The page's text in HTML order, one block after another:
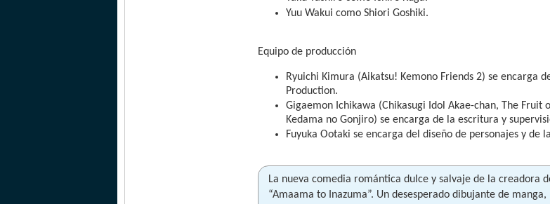
Yuu Wakui como Shiori Goshiki.
Equipo de producción
Ryuichi Kimura (Aikatsu! Kemono Friends 2) se encarga
Production.
Gigaemon Ichikawa (Chikasugi Idol Akae-chan, The
Kedama no Gonjiro) se encarga de la escritura y
Fuyuka Ootaki se encarga del diseño de personajes y de
La nueva comedia romántica dulce y salvaje de la creadora
“Amaama to Inazuma”. Un desesperado dibujante de